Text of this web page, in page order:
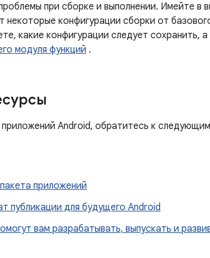
при сборке и выполнении. Имейте в
некоторые конфигурации сборки от
какие конфигурации следует сохранить, а
модуля функций .
Android, обратитесь к
приложений
публикации для будущего Android
вам разрабатывать, выпускать и